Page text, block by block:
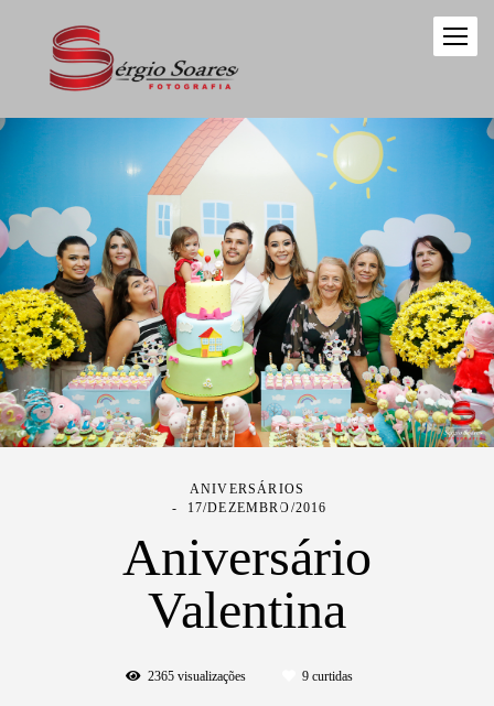
ANIVERSÁRIOS
17/DEZEMBRO/2016
Aniversário
Valentina
2365visualizações 9curtidas